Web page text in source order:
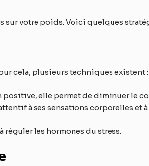
sur votre poids. Voici quelques
cela, plusieurs techniques existent :
elle permet de diminuer le
à ses sensations corporelles et
réguler les hormones du stress.